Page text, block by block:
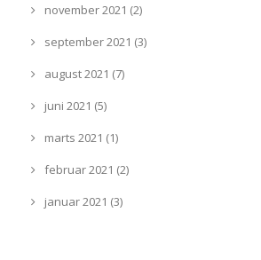
november 2021 (2)
september 2021 (3)
august 2021 (7)
juni 2021 (5)
marts 2021 (1)
februar 2021 (2)
januar 2021 (3)